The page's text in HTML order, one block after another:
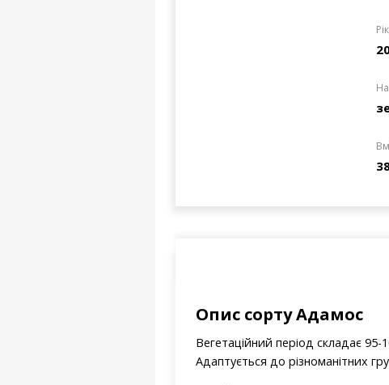
Опис сорту Адамос
Вегетаційний період складає 95-
Адаптується до різноманітних